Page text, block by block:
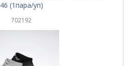
46 (1пара/уп)
702192